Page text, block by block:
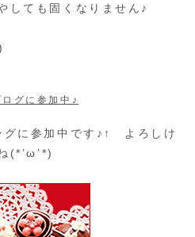
しても固くなりません♪
グに参加中♪
グに参加中です♪↑ よろしけ
(*’ω’*)